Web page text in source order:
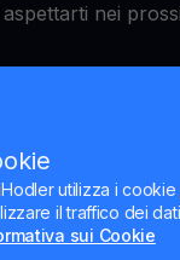
utilizza i
il traffico dei
sui Cookie
nei
trovare
esclusivo,
Ethereum e